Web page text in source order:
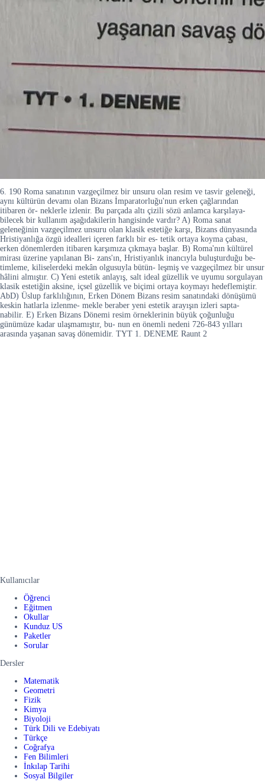
6. 190 Roma sanatının vazgeçilmez bir unsuru olan resim ve tasvir geleneği,
aynı kültürün devamı olan Bizans İmparatorluğu'nun erken çağlarından
itibaren ör- neklerle izlenir. Bu parçada altı çizili sözü anlamca karşılaya-
bilecek bir kullanım aşağıdakilerin hangisinde vardır? A) Roma sanat
geleneğinin vazgeçilmez unsuru olan klasik estetiğe karşı, Bizans dünyasında
Hristiyanlığa özgü idealleri içeren farklı bir es- tetik ortaya koyma çabası,
erken dönemlerden itibaren karşımıza çıkmaya başlar. B) Roma'nın kültürel
mirası üzerine yapılanan Bi- zans'ın, Hristiyanlık inancıyla buluşturduğu be-
timleme, kiliselerdeki mekân olgusuyla bütün- leşmiş ve vazgeçilmez bir unsur
hâlini almıştır. C) Yeni estetik anlayış, salt ideal güzellik ve uyumu sorgulayan
klasik estetiğin aksine, içsel güzellik ve biçimi ortaya koymayı hedeflemiştir.
AbD) Üslup farklılığının, Erken Dönem Bizans resim sanatındaki dönüşümü
keskin hatlarla izlenme- mekle beraber yeni estetik arayışın izleri sapta-
nabilir. E) Erken Bizans Dönemi resim örneklerinin büyük çoğunluğu
günümüze kadar ulaşmamıştır, bu- nun en önemli nedeni 726-843 yılları
arasında yaşanan savaş dönemidir. TYT 1. DENEME Raunt 2
Kullanıcılar
Öğrenci
Eğitmen
Okullar
Kunduz US
Paketler
Sorular
Dersler
Matematik
Geometri
Fizik
Kimya
Biyoloji
Türk Dili ve Edebiyatı
Türkçe
Coğrafya
Fen Bilimleri
İnkılap Tarihi
Sosyal Bilgiler